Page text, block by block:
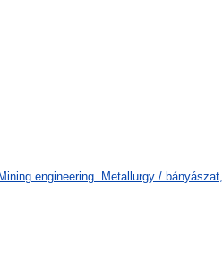
engineering. Metallurgy / bányászat,